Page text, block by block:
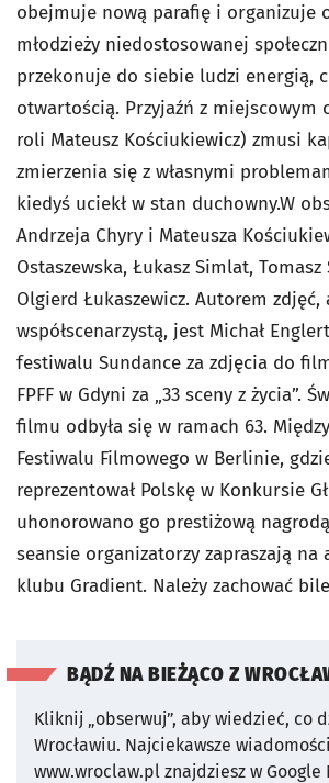
obejmuje nową parafię i organizuje
młodzieży niedostosowanej
przekonuje do siebie ludzi energią,
otwartością. Przyjaźń z miejscowym
roli Mateusz Kościukiewicz) zmusi
zmierzenia się z własnymi
kiedyś uciekł w stan duchowny.W
Andrzeja Chyry i Mateusza
Ostaszewska, Łukasz Simlat,
Olgierd Łukaszewicz. Autorem zdjęć,
współscenarzystą, jest Michał
festiwalu Sundance za zdjęcia do
FPFF w Gdyni za „33 sceny z życia”.
filmu odbyła się w ramach 63.
Festiwalu Filmowego w Berlinie,
reprezentował Polskę w Konkursie
uhonorowano go prestiżową
seansie organizatorzy zapraszają
klubu Gradient. Należy zachować
BĄDŹ NA BIEŻĄCO Z
Kliknij „obserwuj”, aby wiedzieć, co
Wrocławiu. Najciekawsze
www.wroclaw.pl znajdziesz w Google